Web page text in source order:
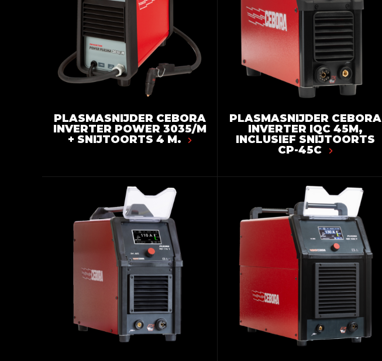
PLASMASNIJDER CEBORA
INVERTER POWER 3035/M
+ SNIJTOORTS 4 M.
PLASMASNIJDER CEBORA
INVERTER IQC 45M,
INCLUSIEF SNIJTOORTS
CP-45C